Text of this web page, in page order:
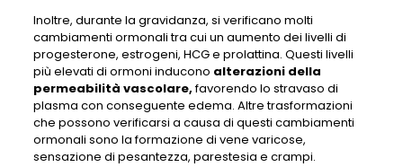
Inoltre, durante la gravidanza, si verificano molti
cambiamenti ormonali tra cui un aumento dei livelli di
progesterone, estrogeni, HCG e prolattina. Questi livelli
più elevati di ormoni inducono alterazioni della
permeabilità vascolare,favorendo lo stravaso di
plasma con conseguente edema. Altre trasformazioni
che possono verificarsi a causa di questi cambiamenti
ormonali sono la formazione di vene varicose,
sensazione di pesantezza, parestesia e crampi.